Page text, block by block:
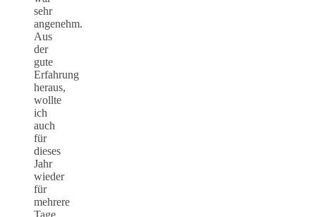
sehr
angenehm.
Aus
der
gute
Erfahrung
heraus,
wollte
ich
auch
für
dieses
Jahr
wieder
für
mehrere
Tage